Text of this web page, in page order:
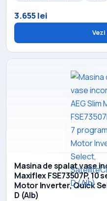
3.655 lei
Masina de spalat vase
Maxiflex FSE73507P, 10
Motor Inverter, Quick
D (Alb)